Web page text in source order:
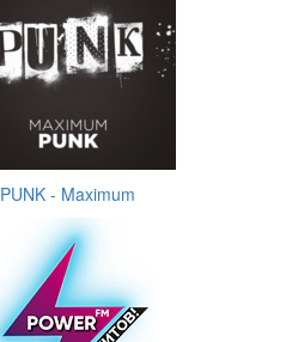
PUNK - Maximum